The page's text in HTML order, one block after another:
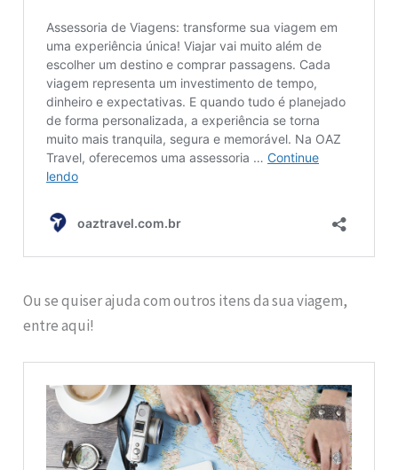
Ou se quiser ajuda com outros itens da sua viagem,
entre aqui!